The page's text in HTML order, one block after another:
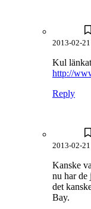
2013-02-
Kul
http://
Reply
2013-02-
Kanske
nu har de
det
Bay.